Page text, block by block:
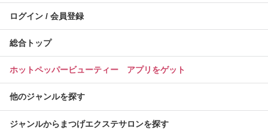
ログイン / 会員登録
総合トップ
ホットペッパービューティー アプリをゲット
他のジャンルを探す
ジャンルからまつげエクステサロンを探す